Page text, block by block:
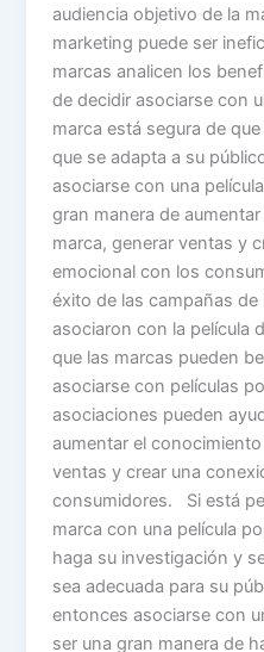
audiencia objetivo de la
marketing puede ser
marcas analicen los
de decidir asociarse con
marca está segura de
que se adapta a su
asociarse con una
gran manera de
marca, generar ventas y
emocional con los
éxito de las campañas
asociaron con la película
que las marcas pueden
asociarse con películas
asociaciones pueden
aumentar el
ventas y crear una
consumidores. Si está
marca con una película
haga su investigación y
sea adecuada para su
entonces asociarse con
ser una gran manera de